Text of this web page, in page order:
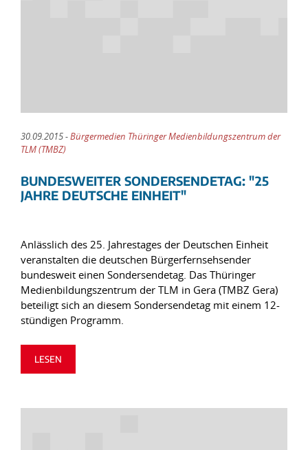
30.09.2015 -Bürgermedien Thüringer Medienbildungszentrum der
TLM (TMBZ)
BUNDESWEITER SONDERSENDETAG: "25
JAHRE DEUTSCHE EINHEIT"
Anlässlich des 25. Jahrestages der Deutschen Einheit
veranstalten die deutschen Bürgerfernsehsender
bundesweit einen Sondersendetag. Das Thüringer
Medienbildungszentrum der TLM in Gera (TMBZ Gera)
beteiligt sich an diesem Sondersendetag mit einem 12-
stündigen Programm.
LESEN